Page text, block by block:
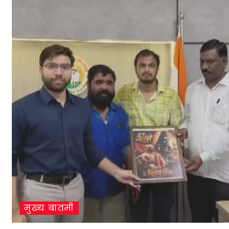
मुख्य बातमी